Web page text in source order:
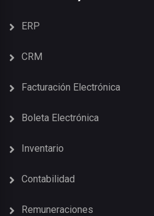
ERP
CRM
Facturación Electrónica
Boleta Electrónica
Inventario
Contabilidad
Remuneraciones